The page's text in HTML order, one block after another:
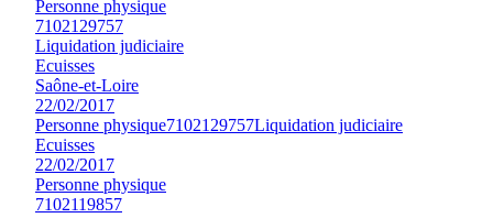
Personne physique
7102129757
Liquidation judiciaire
Ecuisses
Saône-et-Loire
22/02/2017
Personne physique7102129757Liquidation judiciaire
Ecuisses
22/02/2017
Personne physique
7102119857